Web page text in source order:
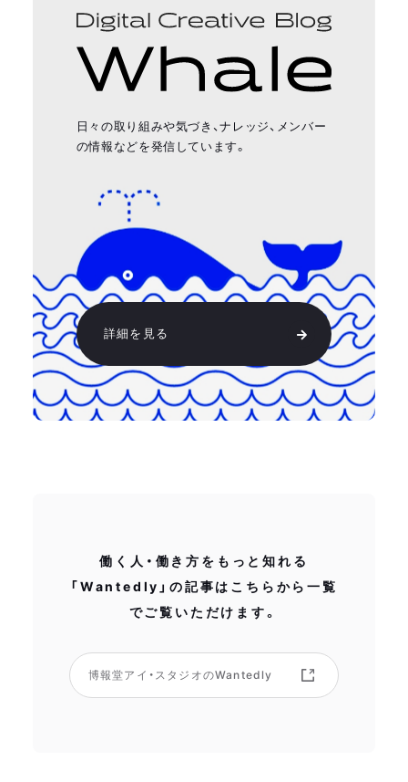
日々の取り組みや気づき、ナレッジ、メンバー
の情報などを発信しています。
詳細を見る
働く人・働き方をもっと知れる
「Wantedly」の記事はこちらから一覧
でご覧いただけます。
博報堂アイ・スタジオのWantedly